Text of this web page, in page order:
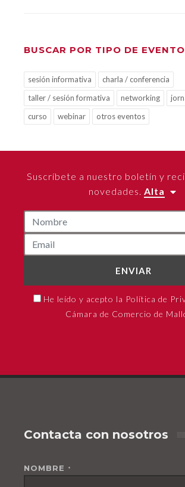
BUSCAR POR TIPO DE EVENTO
sesión informativa
charla / conferencia
taller / sesión formativa
networking
curso
webinar otros eventos
Suscríbete a nuestro boletín y
novedades. Alta
ENVIAR
He leído y acepto la Política de
Cámara de Comercio de
Contacta con nosotros
NOMBRE *